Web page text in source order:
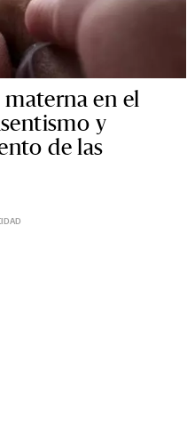
en el
y
de las